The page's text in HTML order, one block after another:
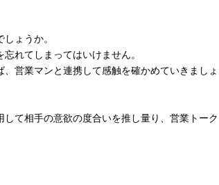
ょうか。
れてしまってはいけません。
営業マンと連携して感触を確かめていきましょ
て相手の意欲の度合いを推し量り、営業トーク